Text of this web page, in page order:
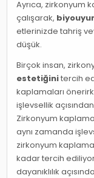
Ayrıca, zirkonyum
çalışarak,
etlerinizde tahriş
düşük.
Birçok insan,
estetiğinitercih
kaplamaları
işlevsellik
Zirkonyum
aynı zamanda
zirkonyum
kadar tercih
dayanıklılık